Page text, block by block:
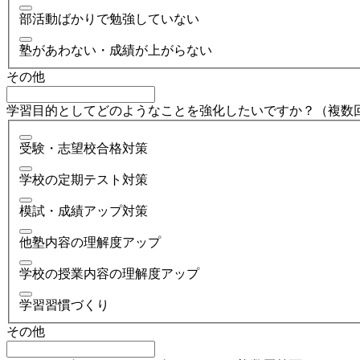
部活動ばかりで勉強していない
塾があわない・成績が上がらない
その他
学習目的としてどのようなことを強化したいですか？（複数
受験・志望校合格対策
学校の定期テスト対策
模試・成績アップ対策
他塾内容の理解度アップ
学校の授業内容の理解度アップ
学習習慣づくり
その他